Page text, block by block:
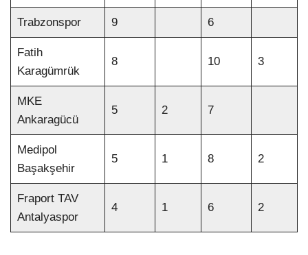
Trabzonspor 9 6
Fatih
Karagümrük
8 10 3
MKE
Ankaragücü
5 2 7
Medipol
Başakşehir
5 1 8 2
Fraport TAV
Antalyaspor
4 1 6 2